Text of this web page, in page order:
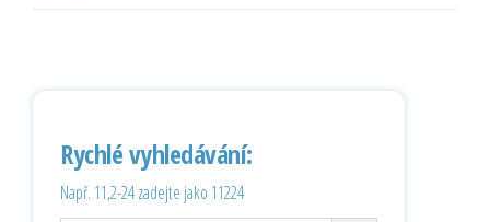
Rychlé vyhledávání:
Např. 11,2-24 zadejte jako 11224